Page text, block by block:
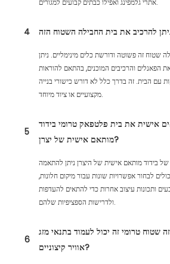
4
שטוח זה פשוטה ודורשת כלים מינימליים. ניתן
הפאנלים והרכיבים המוכנים, בהתאם להוראות
עם הבית. זה בדרך כלל לא דורש כישורי בנייה
מקצועיים או ציוד מיוחד.
5
אישית את בית פלטפאק טרומי בידוד
מותאם אישית של יצרן?
בידוד מותאם אישית של היצרן ניתן להתאמה
לבחור אפשרויות שונות עבור מיקום חלונות,
ותכונות עיצוב אחרות כדי להתאים להעדפות
ולדרישות הספציפיות שלהם.
6
שטוח טרומי זה יכול לעמוד בתנאי מזג
אוויר קיצוניים?